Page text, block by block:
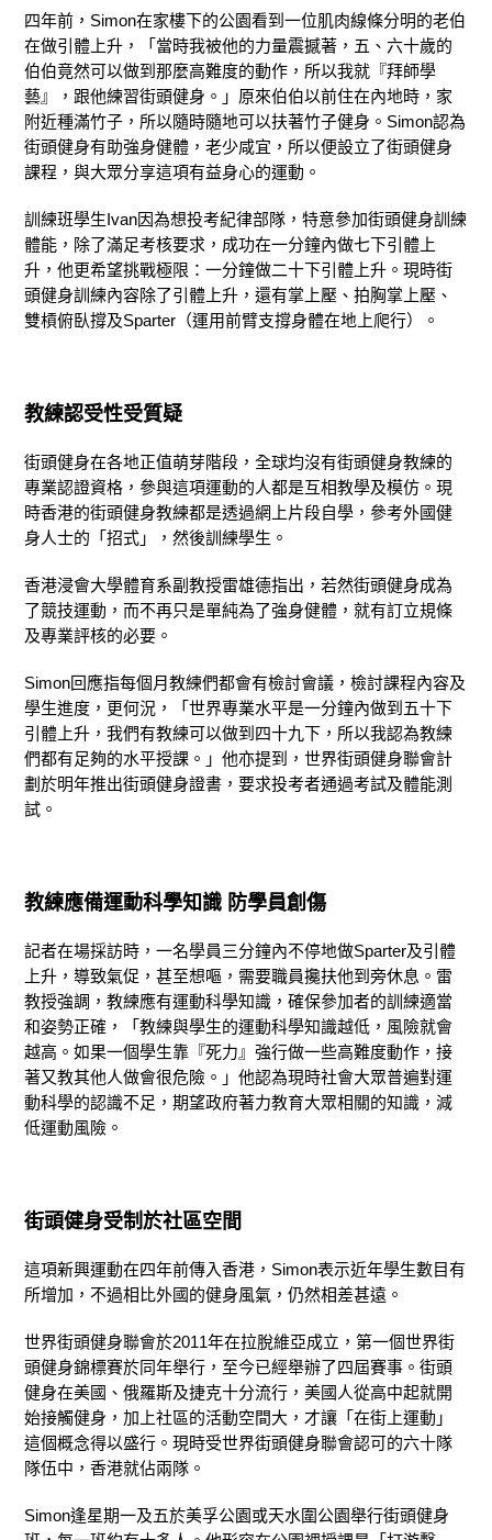
四年前，Simon在家樓下的公園看到一位肌肉線條分明的老伯
在做引體上升，「當時我被他的力量震撼著，五、六十歲的
伯伯竟然可以做到那麼高難度的動作，所以我就『拜師學
藝』，跟他練習街頭健身。」原來伯伯以前住在內地時，家
附近種滿竹子，所以隨時隨地可以扶著竹子健身。Simon認為
街頭健身有助強身健體，老少咸宜，所以便設立了街頭健身
課程，與大眾分享這項有益身心的運動。
訓練班學生Ivan因為想投考紀律部隊，特意參加街頭健身訓練
體能，除了滿足考核要求，成功在一分鐘內做七下引體上
升，他更希望挑戰極限：一分鐘做二十下引體上升。現時街
頭健身訓練內容除了引體上升，還有掌上壓、拍胸掌上壓、
雙槓俯臥撐及Sparter（運用前臂支撐身體在地上爬行）。
教練認受性受質疑
街頭健身在各地正值萌芽階段，全球均沒有街頭健身教練的
專業認證資格，參與這項運動的人都是互相教學及模仿。現
時香港的街頭健身教練都是透過網上片段自學，參考外國健
身人士的「招式」，然後訓練學生。
香港浸會大學體育系副教授雷雄德指出，若然街頭健身成為
了競技運動，而不再只是單純為了強身健體，就有訂立規條
及專業評核的必要。
Simon回應指每個月教練們都會有檢討會議，檢討課程內容及
學生進度，更何況，「世界專業水平是一分鐘內做到五十下
引體上升，我們有教練可以做到四十九下，所以我認為教練
們都有足夠的水平授課。」他亦提到，世界街頭健身聯會計
劃於明年推出街頭健身證書，要求投考者通過考試及體能測
試。
教練應備運動科學知識 防學員創傷
記者在場採訪時，一名學員三分鐘內不停地做Sparter及引體
上升，導致氣促，甚至想嘔，需要職員攙扶他到旁休息。雷
教授強調，教練應有運動科學知識，確保參加者的訓練適當
和姿勢正確，「教練與學生的運動科學知識越低，風險就會
越高。如果一個學生靠『死力』強行做一些高難度動作，接
著又教其他人做會很危險。」他認為現時社會大眾普遍對運
動科學的認識不足，期望政府著力教育大眾相關的知識，減
低運動風險。
街頭健身受制於社區空間
這項新興運動在四年前傳入香港，Simon表示近年學生數目有
所增加，不過相比外國的健身風氣，仍然相差甚遠。
世界街頭健身聯會於2011年在拉脫維亞成立，第一個世界街
頭健身錦標賽於同年舉行，至今已經舉辦了四屆賽事。街頭
健身在美國、俄羅斯及捷克十分流行，美國人從高中起就開
始接觸健身，加上社區的活動空間大，才讓「在街上運動」
這個概念得以盛行。現時受世界街頭健身聯會認可的六十隊
隊伍中，香港就佔兩隊。
Simon逢星期一及五於美孚公園或天水圍公園舉行街頭健身